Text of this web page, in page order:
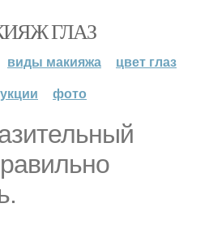
ГЛАЗ
виды макияжа
цвет глаз
фото